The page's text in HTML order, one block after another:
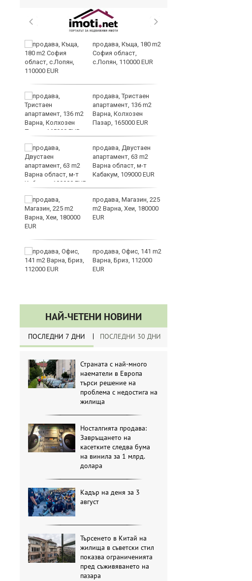
продава, Къща, 180 m2
София област,
с.Лопян, 110000 EUR
продава, Тристаен
апартамент, 136 m2
Варна, Колхозен
Пазар, 165000 EUR
продава, Двустаен
апартамент, 63 m2
Варна област, м-т
Кабакум, 109000 EUR
продава, Магазин, 225
m2 Варна, Хеи, 180000
EUR
продава, Офис, 141 m2
Варна, Бриз, 112000
EUR
НАЙ-ЧЕТЕНИ НОВИНИ
ПОСЛЕДНИ 7 ДНИ ПОСЛЕДНИ 30 ДНИ
Страната с най-много
наематели в Европа
търси решение на
проблема с недостига на
жилища
Носталгията продава:
Завръщането на
касетките следва бума
на винила за 1 млрд.
долара
Кадър на деня за 3
август
Търсенето в Китай на
жилища в съветски стил
показва ограниченията
пред съживяването на
пазара